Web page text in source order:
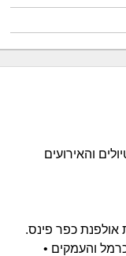
והאירועים
כפר פינס.
והעמקים •